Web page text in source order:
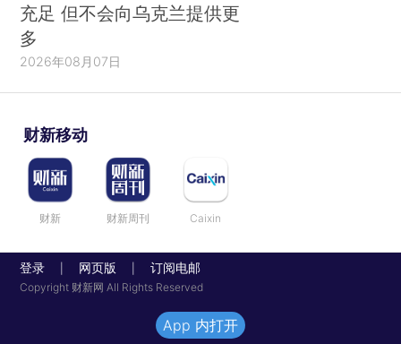
充足 但不会向乌克兰提供更
多
2026年08月07日
财新移动
财新 财新周刊 Caixin
登录 网页版 订阅电邮
Copyright 财新网 All Rights Reserved
App 内打开